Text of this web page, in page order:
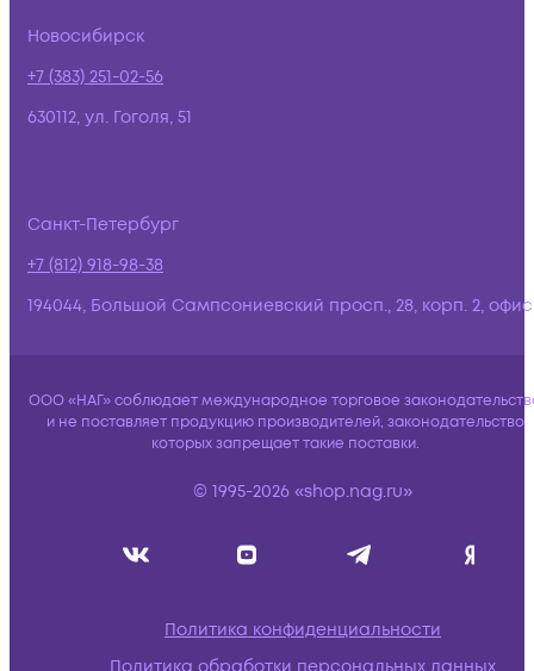
Новосибирск
+7 (383) 251-02-56
630112, ул. Гоголя, 51
Санкт-Петербург
+7 (812) 918-98-38
194044, Большой Сампсониевский просп., 28, корп. 2,
ООО «НАГ» соблюдает международное торговое
и не поставляет продукцию производителей, законодательство
которых запрещает такие поставки.
© 1995-2026 «shop.nag.ru»
Политика конфиденциальности